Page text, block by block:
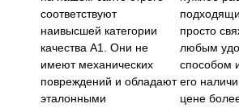
соответствуют
наивысшей категории
качества А1. Они не
имеют механических
повреждений и обладают
эталонными
просто
любым
способом
его
цене